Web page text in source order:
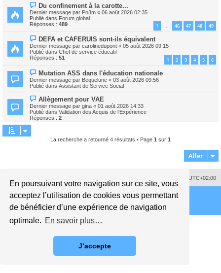
En poursuivant votre navigation sur ce site, vous
acceptez l’utilisation de cookies vous permettant
de bénéficier d’une expérience de navigation
optimale. En savoir plus…
J’accepte
N
o
u
v
e
m
e
s
g
e
Du confinement à la carotte...
Dernier message par Po3m « 06 août 2026 02:35
Publié dans Forum global
Réponses : 489 1 46 47 48 49
N
o
u
v
e
u
m
e
s
a
g
e
DEFA et CAFERUIS sont-ils équivalent
Dernier message par carolinedupont « 05 août 2026 09:15
Publié dans Chef de service éducatif
Réponses : 51 1 2 3 4 5 6
N
o
u
v
a
u
m
e
Mutation ASS dans l'éducation nationale
Dernier message par Bequelune « 03 août 2026 09:56
Publié dans Assistant de Service Social
N
o
u
v
e
Allègement pour VAE
Dernier message par gina « 01 août 2026 14:33
Publié dans Validation des Acquis de l'Expérience
Réponses : 2
La recherche a retourné 4 résultats • Page 1 sur 1
Aller
UTC+02:00